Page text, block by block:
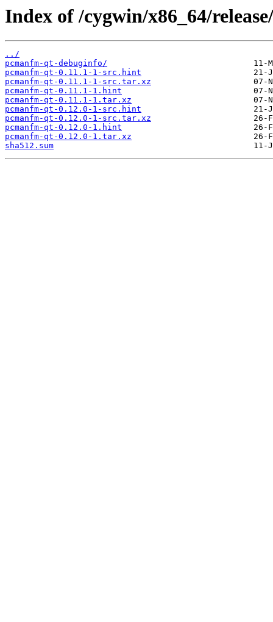
Index of /cygwin/x86_64/
../
pcmanfm-qt-debuginfo/
pcmanfm-qt-0.11.1-1-src.hint
pcmanfm-qt-0.11.1-1-src.tar.xz
pcmanfm-qt-0.11.1-1.hint
pcmanfm-qt-0.11.1-1.tar.xz
pcmanfm-qt-0.12.0-1-src.hint
pcmanfm-qt-0.12.0-1-src.tar.xz
pcmanfm-qt-0.12.0-1.hint
pcmanfm-qt-0.12.0-1.tar.xz
sha512.sum